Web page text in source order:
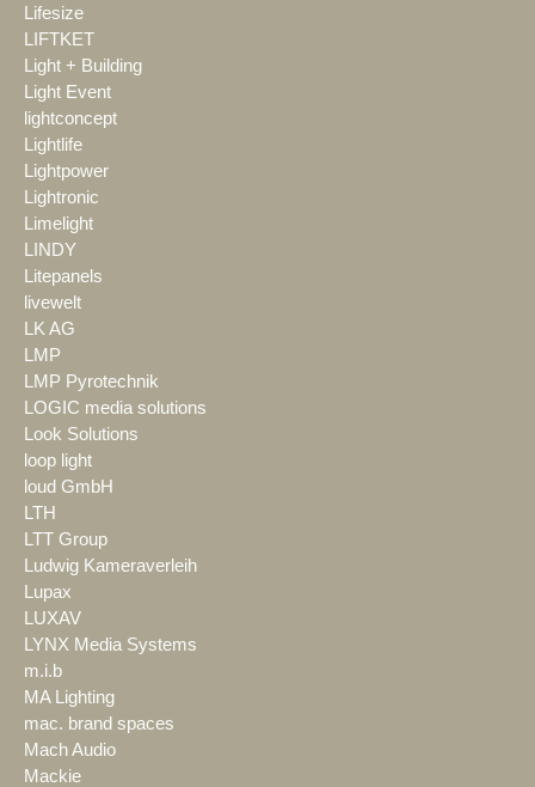
Lifesize
LIFTKET
Light + Building
Light Event
lightconcept
Lightlife
Lightpower
Lightronic
Limelight
LINDY
Litepanels
livewelt
LK AG
LMP
LMP Pyrotechnik
LOGIC media solutions
Look Solutions
loop light
loud GmbH
LTH
LTT Group
Ludwig Kameraverleih
Lupax
LUXAV
LYNX Media Systems
m.i.b
MA Lighting
mac. brand spaces
Mach Audio
Mackie